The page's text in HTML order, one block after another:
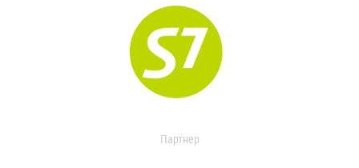
Партнер